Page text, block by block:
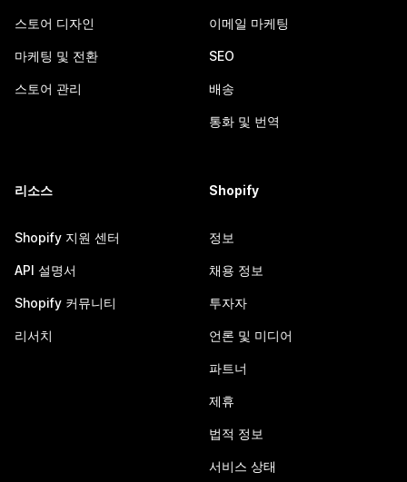
스토어 디자인
마케팅 및 전환
스토어 관리
이메일 마케팅
SEO
배송
통화 및 번역
리소스
Shopify 지원 센터
API 설명서
Shopify 커뮤니티
리서치
Shopify
정보
채용 정보
투자자
언론 및 미디어
파트너
제휴
법적 정보
서비스 상태